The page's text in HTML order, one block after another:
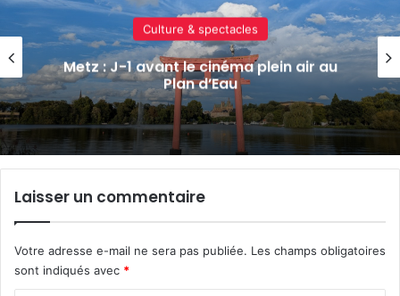
Culture & spectacles
Metz : J-1 avant le cinéma plein air au
Plan d’Eau
Laisser un commentaire
Votre adresse e-mail ne sera pas publiée. Les champs obligatoires
sont indiqués avec *